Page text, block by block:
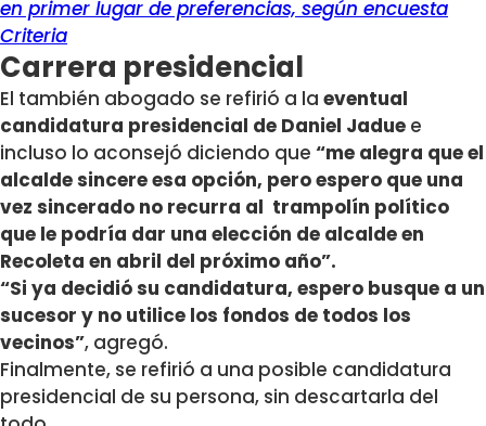
en primer lugar de preferencias, según encuesta
Criteria
Carrera presidencial
El también abogado se refirió a la eventual
candidatura presidencial de Daniel Jadue e
incluso lo aconsejó diciendo que “me alegra que el
alcalde sincere esa opción, pero espero que una
vez sincerado no recurra al trampolín político
que le podría dar una elección de alcalde en
Recoleta en abril del próximo año”.
“Si ya decidió su candidatura, espero busque a un
sucesor y no utilice los fondos de todos los
vecinos”, agregó.
Finalmente, se refirió a una posible candidatura
presidencial de su persona, sin descartarla del